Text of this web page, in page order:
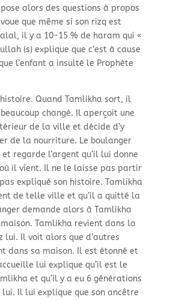
alors des questions à propos
que même si son rizq est
il y a 10-15 % de haram qui «
(s) explique que c’est à cause
l’enfant a insulté le Prophète
Quand Tamlikha sort, il
changé. Il aperçoit une
de la ville et décide d’y
de la nourriture. Le boulanger
regarde l’argent qu’il lui donne
il vient. Il ne le laisse pas partir
expliqué son histoire. Tamlikha
de telle ville et qu’il a quitté la
demande alors à Tamlikha
Tamlikha revient dans la
lui. Il voit alors que d’autres
dans sa maison. Il est étonné et
lui explique qu’il est le
et qu’il y a eu 6 générations
Il lui explique que son ancêtre